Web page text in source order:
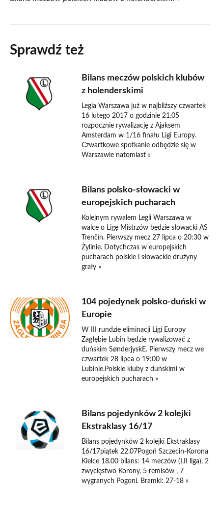
Sprawdź też
Bilans meczów polskich klubów
z holenderskimi
Legia Warszawa już w najbliższy czwartek
16 lutego 2017 o godzinie 21.05
rozpocznie rywalizację z Ajaksem
Amsterdam w 1/16 finału Ligi Europy.
Czwartkowe spotkanie odbędzie się w
Warszawie natomiast »
Bilans polsko-słowacki w
europejskich pucharach
Kolejnym rywalem Legii Warszawa w
walce o Ligę Mistrzów będzie słowacki AS
Trenčín. Pierwszy mecz 27 lipca o 20:30 w
Żylinie. Dotychczas w europejskich
pucharach polskie i słowackie drużyny
grały »
104 pojedynek polsko-duński w
Europie
W III rundzie eliminacji Ligi Europy
Zagłębie Lubin będzie rywalizować z
duńskim SønderjyskE. Pierwszy mecz we
czwartek 28 lipca o 19:00 w
Lubinie.Polskie kluby z duńskimi w
europejskich pucharach »
Bilans pojedynków 2 kolejki
Ekstraklasy 16/17
Bilans pojedynków 2 kolejki Ekstraklasy
16/17piątek 22.07Pogoń Szczecin-Korona
Kielce 18.00 bilans: 14 meczów (I,II liga), 2
zwycięstwo Korony, 5 remisów , 7
wygranych Pogoni. Bramki: 27-18 »